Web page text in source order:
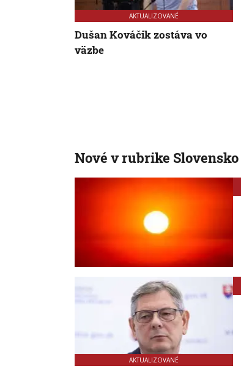
AKTUALIZOVANÉ
Dušan Kováčik zostáva vo
väzbe
Nové v rubrike Slovensko
AKTUALIZOVANÉ